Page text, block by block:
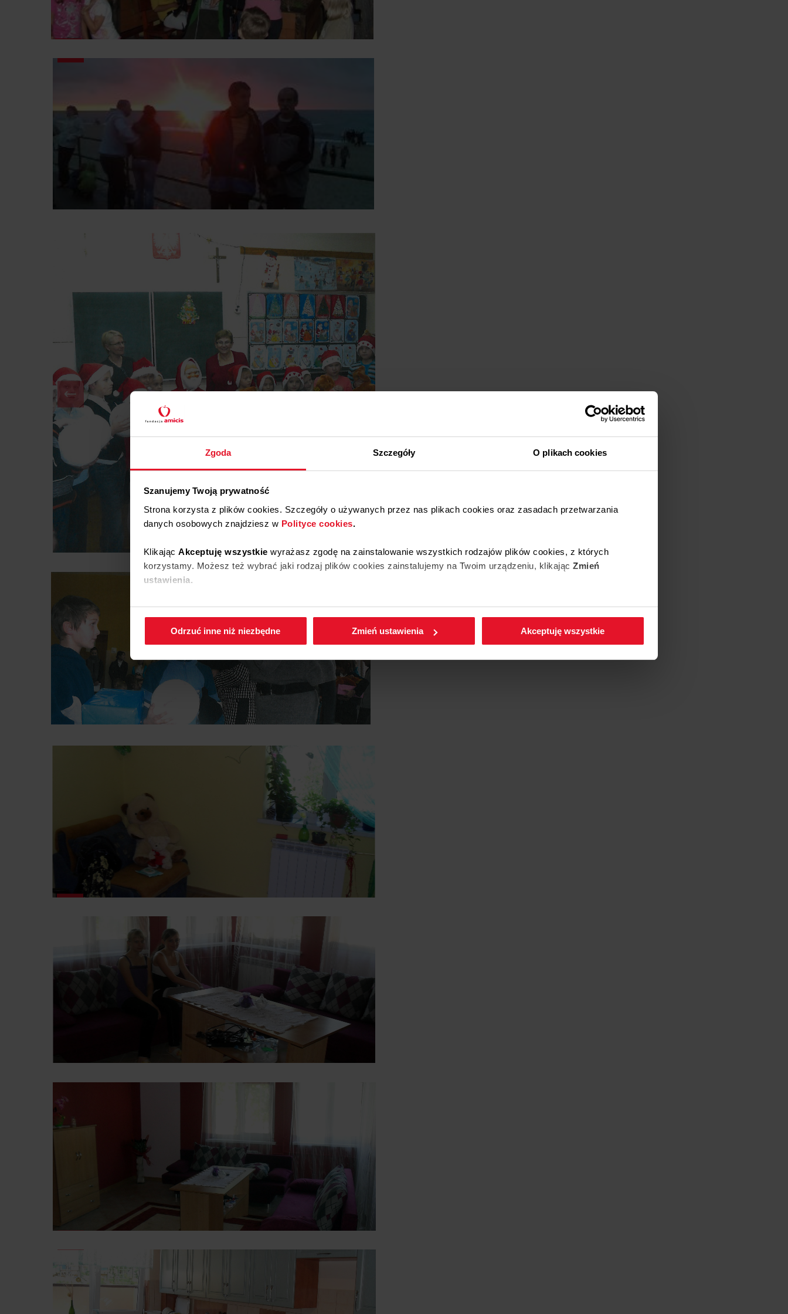
Zgoda Szczegóły O plikach cookies
Szanujemy Twoją prywatność
Strona korzysta z plików cookies. Szczegóły o używanych przez nas plikach cookies oraz zasadach przetwarzania
danych osobowych znajdziesz w Polityce cookies.
Klikając Akceptuję wszystkie wyrażasz zgodę na zainstalowanie wszystkich rodzajów plików cookies, z których
korzystamy. Możesz też wybrać jaki rodzaj plików cookies zainstalujemy na Twoim urządzeniu, klikając Zmień
ustawienia.
W każdej chwili możesz zmienić wybrane przez Ciebie ustawienia plików cookies wchodząc w zakładkęPolityka
Odrzuć inne niż niezbędne
Zmień ustawienia Akceptuję wszystkie